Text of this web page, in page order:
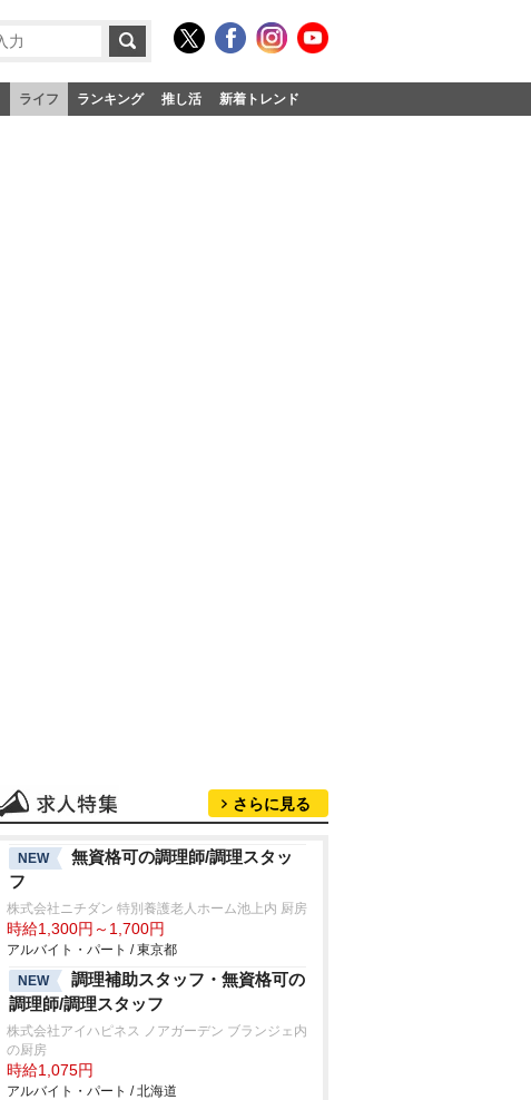
ライフ ランキング 推し活 新着トレンド
さらに見る
NEW
無資格可の調理師/調理スタッ
フ
株式会社ニチダン 特別養護老人ホーム池上内 厨房
時給1,300円～1,700円
アルバイト・パート / 東京都
NEW
調理補助スタッフ・無資格可の
調理師/調理スタッフ
株式会社アイハピネス ノアガーデン ブランジェ内
の厨房
時給1,075円
アルバイト・パート / 北海道